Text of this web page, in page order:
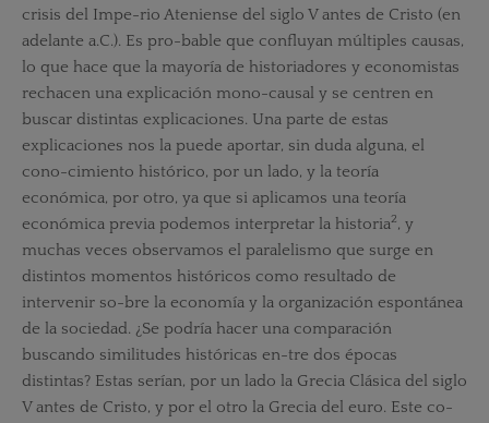
crisis del Impe-rio Ateniense del siglo V antes de Cristo (en
adelante a.C.). Es pro-bable que confluyan múltiples causas,
lo que hace que la mayoría de historiadores y economistas
rechacen una explicación mono-causal y se centren en
buscar distintas explicaciones. Una parte de estas
explicaciones nos la puede aportar, sin duda alguna, el
cono-cimiento histórico, por un lado, y la teoría
económica, por otro, ya que si aplicamos una teoría
económica previa podemos interpretar la historia2, y
muchas veces observamos el paralelismo que surge en
distintos momentos históricos como resultado de
intervenir so-bre la economía y la organización espontánea
de la sociedad. ¿Se podría hacer una comparación
buscando similitudes históricas en-tre dos épocas
distintas? Estas serían, por un lado la Grecia Clásica del siglo
V antes de Cristo, y por el otro la Grecia del euro. Este co-